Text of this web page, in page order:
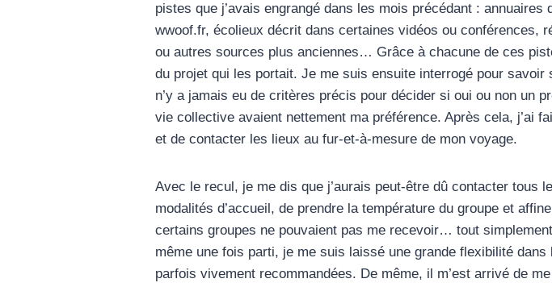
pistes que j’avais engrangé dans les mois précédant :
wwoof.fr, écolieux décrit dans certaines vidéos ou conférences,
ou autres sources plus anciennes… Grâce à chacune de ces
du projet qui les portait. Je me suis ensuite interrogé pour
n’y a jamais eu de critères précis pour décider si oui ou non un
vie collective avaient nettement ma préférence. Après cela, j’ai
et de contacter les lieux au fur-et-à-mesure de mon voyage.
Avec le recul, je me dis que j’aurais peut-être dû contacter tous
modalités d’accueil, de prendre la température du groupe et
certains groupes ne pouvaient pas me recevoir… tout
même une fois parti, je me suis laissé une grande flexibilité
parfois vivement recommandées. De même, il m’est arrivé de